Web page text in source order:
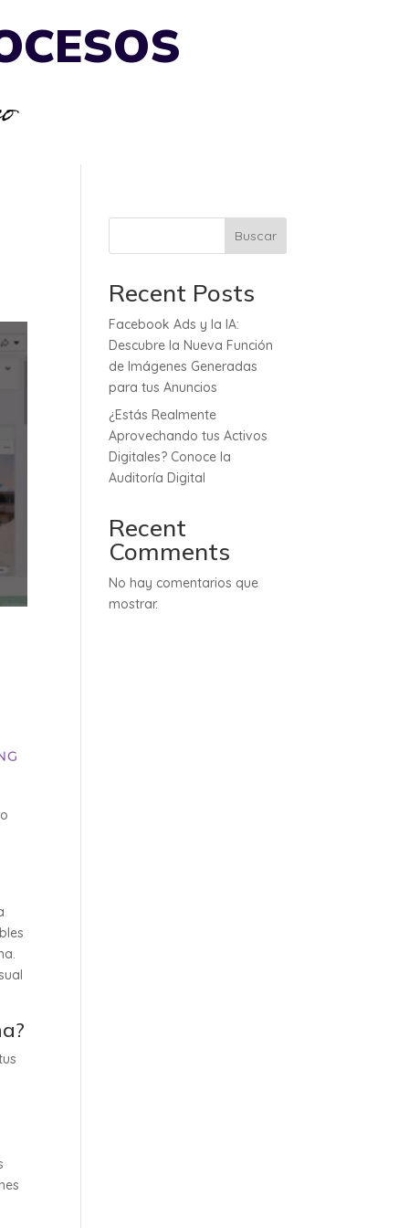
Buscar
Recent Posts
Facebook Ads y la IA:
Descubre la Nueva Función
de Imágenes Generadas
para tus Anuncios
¿Estás Realmente
Aprovechando tus Activos
Digitales? Conoce la
Auditoría Digital
Recent
Comments
No hay comentarios que
mostrar.